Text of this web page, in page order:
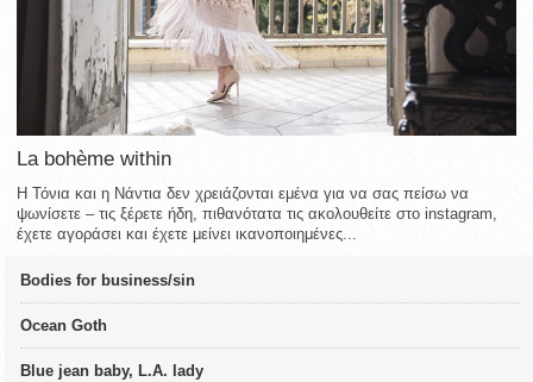
La bohème within
Η Τόνια και η Νάντια δεν χρειάζονται εμένα για να σας πείσω να
ψωνίσετε – τις ξέρετε ήδη, πιθανότατα τις ακολουθείτε στο instagram,
έχετε αγοράσει και έχετε μείνει ικανοποιημένες...
Bodies for business/sin
Ocean Goth
Blue jean baby, L.A. lady